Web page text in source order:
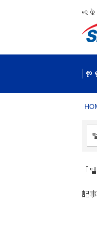
ငွေလွှဲ
ကု
「
記